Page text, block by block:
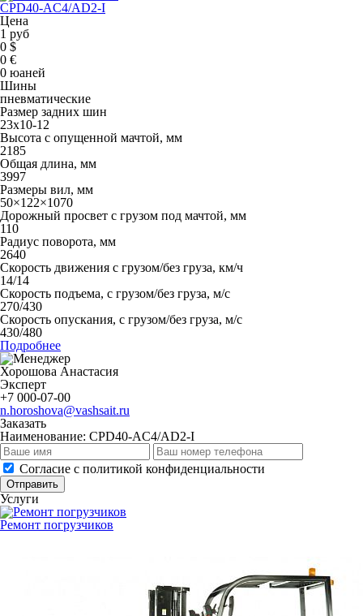
CPD40-AC4/AD2-I
Цена
1 руб
0 $
0 €
0 юаней
Шины
пневматические
Размер задних шин
23х10-12
Высота с опущенной мачтой, мм
2185
Общая длина, мм
3997
Размеры вил, мм
50×122×1070
Дорожный просвет с грузом под мачтой, мм
110
Радиус поворота, мм
2640
Скорость движения с грузом/без груза, км/ч
14/14
Скорость подъема, с грузом/без груза, м/с
270/430
Скорость опускания, с грузом/без груза, м/с
430/480
Подробнее
Хорошова Анастасия
Эксперт
+7 000-07-00
n.horoshova@vashsait.ru
Заказать
Наименование: CPD40-AC4/AD2-I
Cогласие с политикой конфиденциальности
Отправить
Услуги
Ремонт погрузчиков